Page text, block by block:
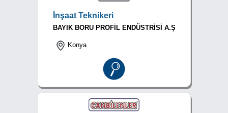
İnşaat Teknikeri
BAYIK BORU PROFİL ENDÜSTRİSİ A.Ş
Konya